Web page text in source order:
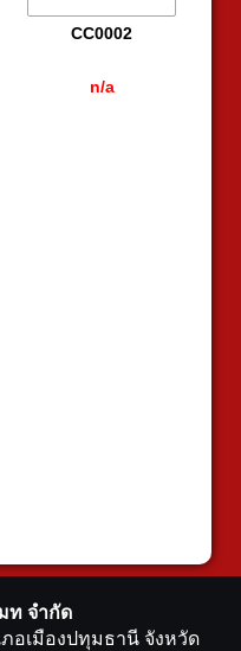
CC0002
n/a
ท จำกัด
อเมืองปทุมธานี จังหวัด